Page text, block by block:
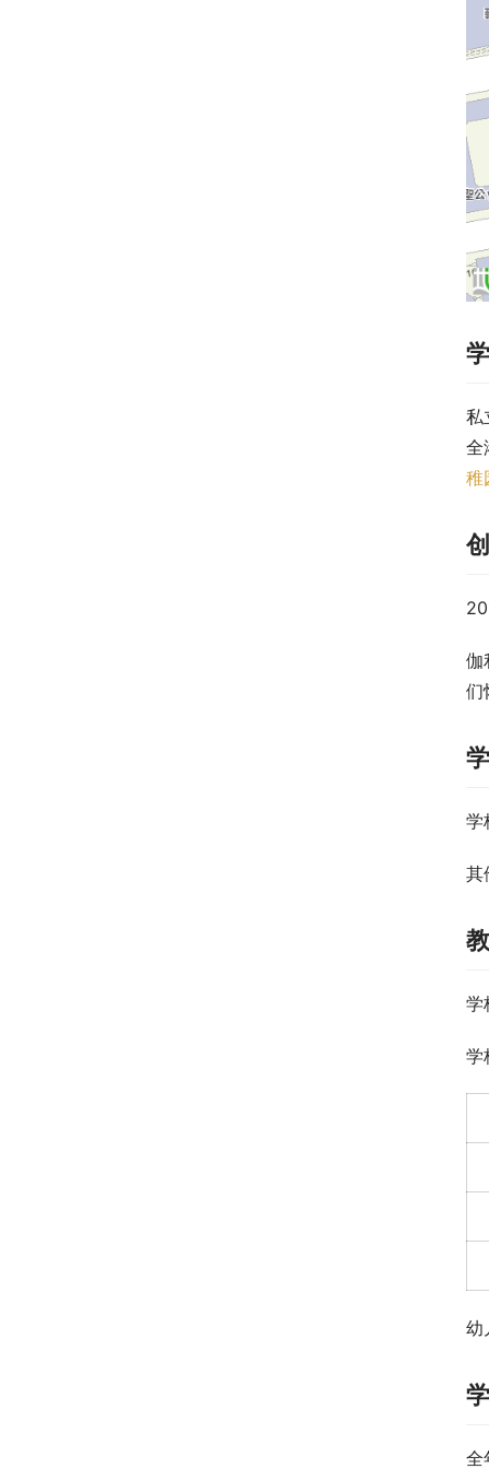
私
全
稚
伽
们
学
其
学
学
幼
全